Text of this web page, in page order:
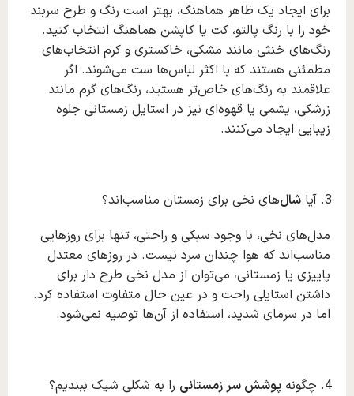
برای ایجاد یک ظاهر هماهنگ، بهتر است رنگ و طرح سربند
خود را با رنگ پالتو، کت یا کاپشن هماهنگ انتخاب کنید.
رنگ‌های خنثی مانند مشکی، خاکستری و کرم انتخاب‌های
مطمئنی هستند که با اکثر لباس‌ها ست می‌شوند. اگر
علاقمند به رنگ‌های خاص‌تر هستید، رنگ‌های گرم مانند
زرشکی، یشمی یا قهوه‌ای نیز در استایل زمستانی جلوه
زیبایی ایجاد می‌کنند.
آیا شال‌های نخی برای زمستان مناسب‌اند؟
مدل‌های نخی، با وجود سبکی و راحتی، تنها برای روزهایی
مناسب‌اند که هوا چندان سرد نیست. در روزهای معتدل
پاییزی یا زمستانی، می‌توان از مدل نخی طرح‌ دار برای
داشتن استایلی راحت و در عین حال متفاوت استفاده کرد.
اما در سرمای شدید، استفاده از آن‌ها توصیه نمی‌شود.
چگونه پوشش سر زمستانی را به شکلی شیک ببندیم؟